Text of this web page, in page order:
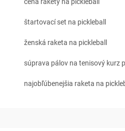
štartovací set na pickleball
ženská raketa na pickleball
súprava pálov na tenisový kurz
najobľúbenejšia raketa na